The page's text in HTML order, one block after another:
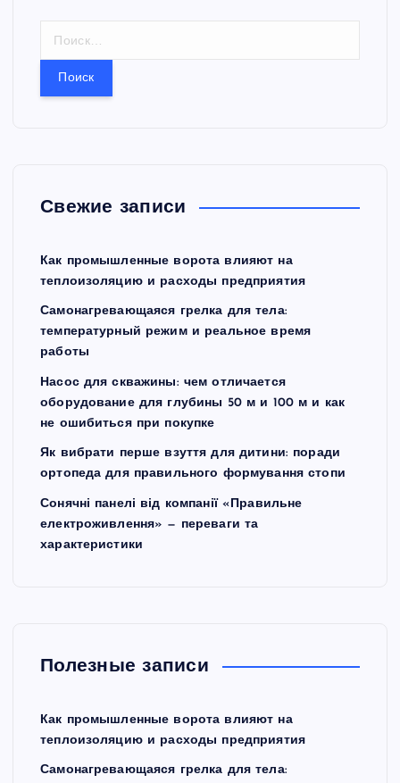
Свежие записи
Как промышленные ворота влияют на
теплоизоляцию и расходы предприятия
Самонагревающаяся грелка для тела:
температурный режим и реальное время
работы
Насос для скважины: чем отличается
оборудование для глубины 50 м и 100 м и как
не ошибиться при покупке
Як вибрати перше взуття для дитини: поради
ортопеда для правильного формування стопи
Сонячні панелі від компанії «Правильне
електроживлення» — переваги та
характеристики
Полезные записи
Как промышленные ворота влияют на
теплоизоляцию и расходы предприятия
Самонагревающаяся грелка для тела: